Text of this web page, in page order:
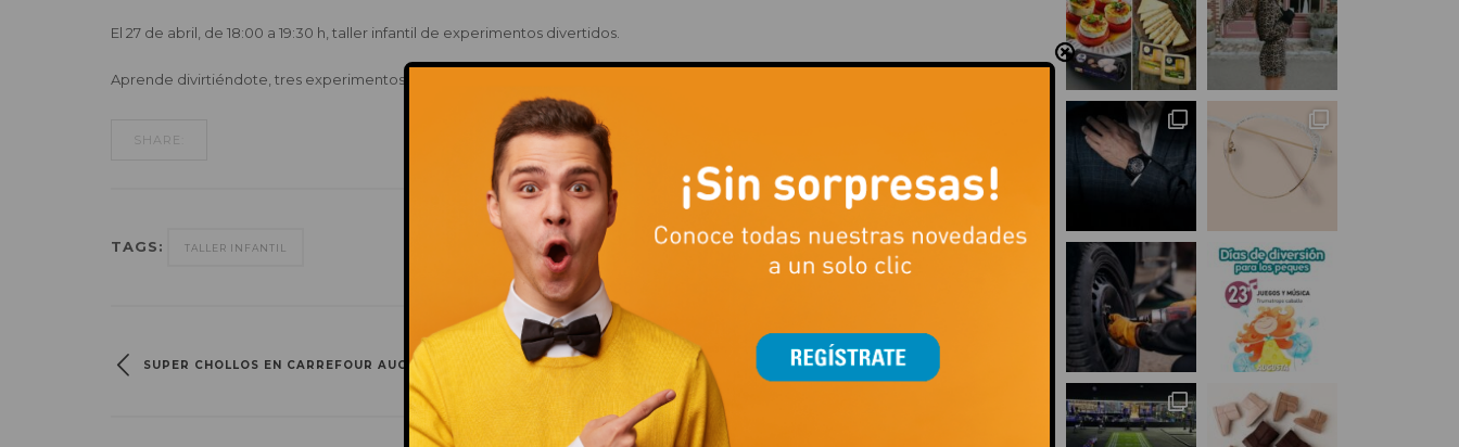
El 27 de abril, de 18:00 a 19:30 h, taller infantil de experimentos divertidos.
Aprende divirtiéndote, tres experimentos diferentes: líquido no newtoniano, cohete y fuente de agua.
SHARE:
TAGS: TALLER INFANTIL
SUPER CHOLLOS EN CARREFOUR AUGUSTA 5º ANIVERSARIO SCOOP NUTRIFITION